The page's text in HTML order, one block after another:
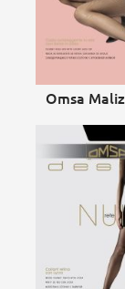
Omsa